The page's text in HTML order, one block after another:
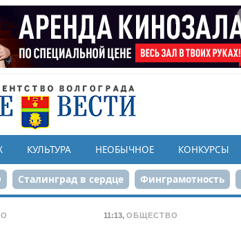
КУЛЬТУРА НЕОБЫЧНОЕ КОНКУРСЫ
Сталинград в сердце Финграмотность
Победы Парк Героев-летчиков
11:13, ОБЩЕСТВО